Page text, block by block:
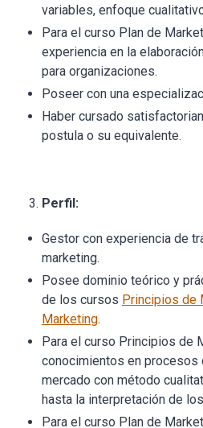
variables, enfoque
Para el curso Plan de
experiencia en la
para organizaciones.
Poseer con una
Haber cursado
postula o su equivalente.
Perfil:
Gestor con experiencia de
marketing.
Posee dominio teórico y
de los cursos Principios de
Marketing.
Para el curso Principios de
conocimientos en procesos
mercado con método
hasta la interpretación de
Para el curso Plan de